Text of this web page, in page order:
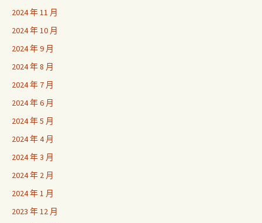
2024 年 11 月
2024 年 10 月
2024 年 9 月
2024 年 8 月
2024 年 7 月
2024 年 6 月
2024 年 5 月
2024 年 4 月
2024 年 3 月
2024 年 2 月
2024 年 1 月
2023 年 12 月